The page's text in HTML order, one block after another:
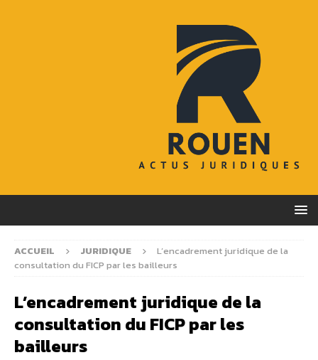
ACCUEIL JURIDIQUE
L’encadrement juridique de la
consultation du FICP par les bailleurs
L’encadrement juridique de la
consultation du FICP par les
bailleurs